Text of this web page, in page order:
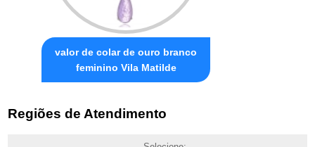
valor de colar de ouro branco
feminino Vila Matilde
Regiões de Atendimento